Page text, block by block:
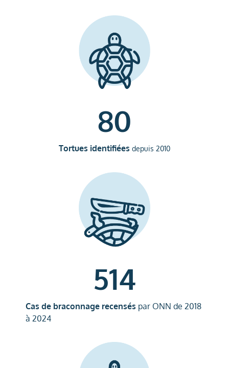
Tortues identifiées depuis 2010
80
Cas de braconnage recensés par ONN de 2018
à 2024
514